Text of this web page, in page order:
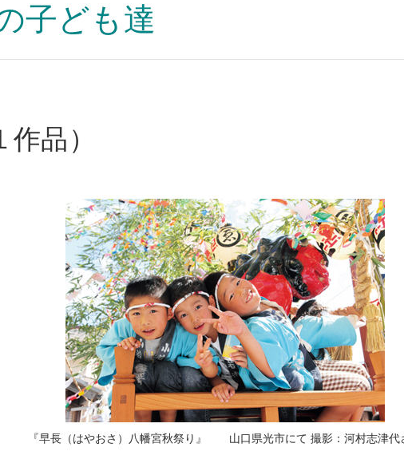
子ども達
品）
『早長（はやおさ）八幡宮秋祭り』 山口県光市にて 撮影：河村志津代